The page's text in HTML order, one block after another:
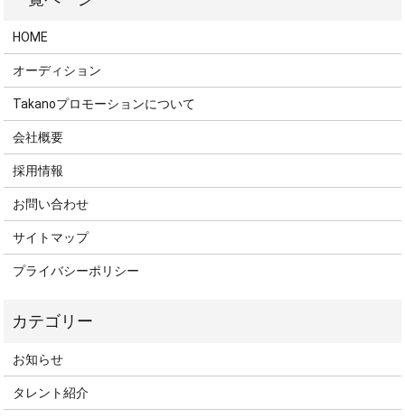
HOME
オーディション
Takanoプロモーションについて
会社概要
採用情報
お問い合わせ
サイトマップ
プライバシーポリシー
お知らせ
タレント紹介